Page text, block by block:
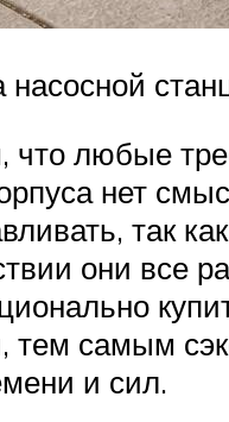
насосной
что любые
нет
так как
они все
тем самым
и сил.